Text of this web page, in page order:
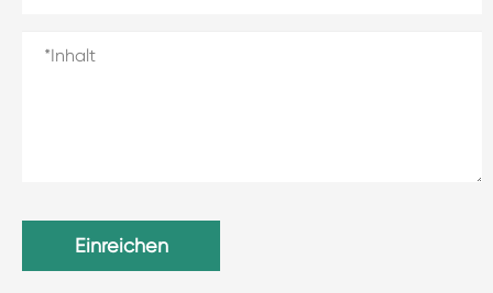
Einreichen